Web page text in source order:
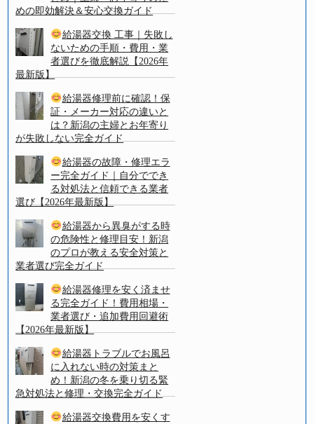
めの即効解決＆安心交換ガイド
給湯器交換 工事｜失敗し
ないための手順・費用・業
者選びを徹底解説【2026年
最新版】
給湯器修理前に確認！保
証・メーカー対応の違いと
は？新潟の主婦とお年寄り
が失敗しない完全ガイド
給湯器の故障・修理エラ
ー完全ガイド｜自分ででき
る対処法と信頼できる業者
選び【2026年最新版】
給湯器から異臭がする時
の危険性と修理目安！新潟
のプロが教える安全対策と
業者選び完全ガイド
給湯器修理を安く済ませ
る完全ガイド！費用相場・
業者選び・追加費用回避術
【2026年最新版】
給湯器トラブルでお風呂
に入れない時の対策まと
め！新潟の冬を乗り切る緊
急対処法と修理・交換完全ガイド
給湯器交換費用を安くす